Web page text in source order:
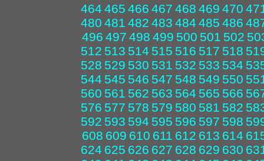
464 465 466 467 468 469 470
480 481 482 483 484 485 486
496 497 498 499 500 501 502
512 513 514 515 516 517 518
528 529 530 531 532 533 534
544 545 546 547 548 549 550
560 561 562 563 564 565 566
576 577 578 579 580 581 582
592 593 594 595 596 597 598
608 609 610 611 612 613 614
624 625 626 627 628 629 630